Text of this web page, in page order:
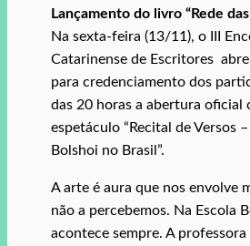
Lançamento do livro “Rede
Na sexta-feira (13/11), o III
Catarinense de Escritores
para credenciamento dos
das 20 horas a abertura oficial
espetáculo “Recital de Versos
Bolshoi no Brasil”.
A arte é aura que nos envolve
não a percebemos. Na Escola
acontece sempre. A professora